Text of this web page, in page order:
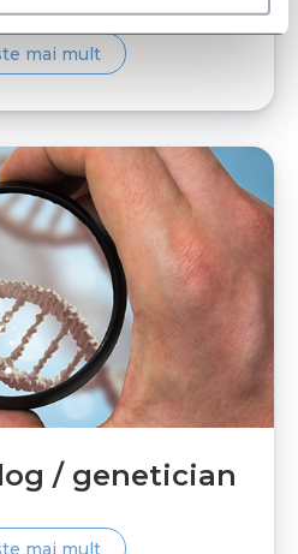
mai mult
/ genetician
mai mult